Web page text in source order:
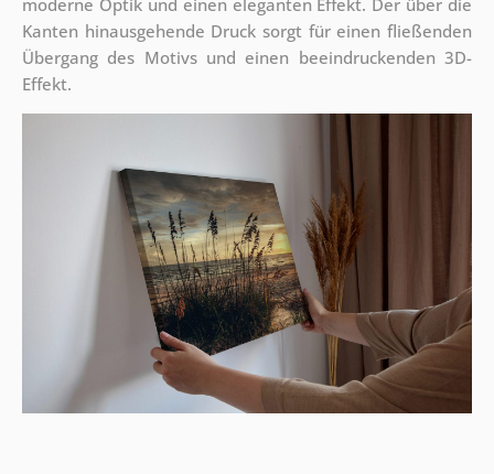
moderne Optik und einen eleganten Effekt. Der über die
Kanten hinausgehende Druck sorgt für einen fließenden
Übergang des Motivs und einen beeindruckenden 3D-
Effekt.